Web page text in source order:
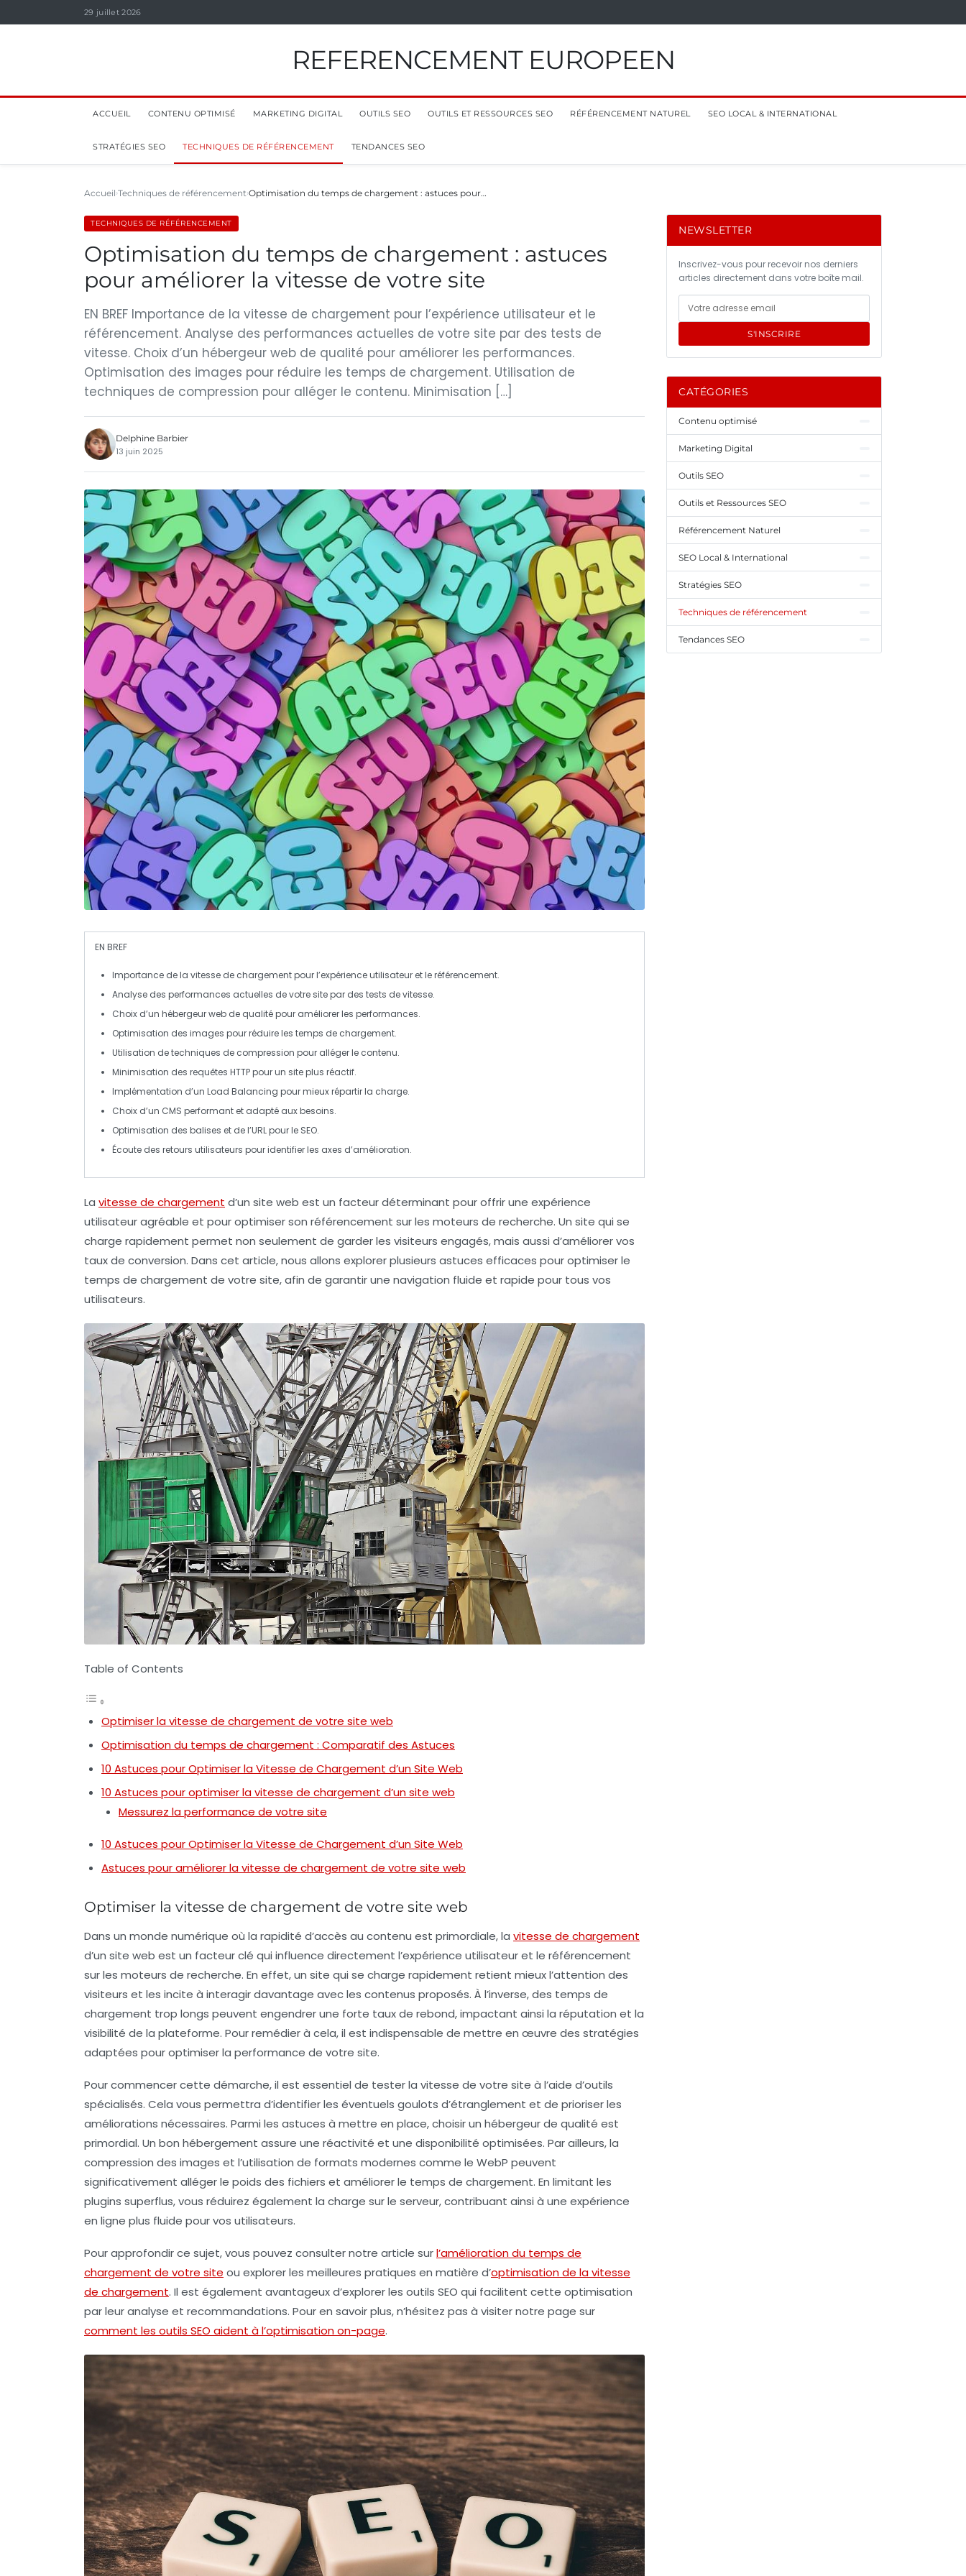
29 juillet 2026
REFERENCEMENT EUROPEEN
ACCUEIL CONTENU OPTIMISÉ MARKETING DIGITAL OUTILS SEO OUTILS ET RESSOURCES SEO RÉFÉRENCEMENT NATUREL SEO LOCAL & INTERNATIONAL
STRATÉGIES SEO TECHNIQUES DE RÉFÉRENCEMENT TENDANCES SEO
Accueil Techniques de référencement Optimisation du temps de chargement : astuces pour…
TECHNIQUES DE RÉFÉRENCEMENT
Optimisation du temps de chargement : astuces
pour améliorer la vitesse de votre site
EN BREF Importance de la vitesse de chargement pour l’expérience utilisateur et le
référencement. Analyse des performances actuelles de votre site par des tests de
vitesse. Choix d’un hébergeur web de qualité pour améliorer les performances.
Optimisation des images pour réduire les temps de chargement. Utilisation de
techniques de compression pour alléger le contenu. Minimisation […]
Delphine Barbier
13 juin 2025
EN BREF
Importance dela vitesse de chargementpour l’expérience utilisateur et leréférencement.
Analyse des performances actuelles de votre site par des tests devitesse.
Choix d’un hébergeur web de qualité pour améliorer les performances.
Optimisation des images pour réduire les temps de chargement.
Utilisation de techniques de compression pour alléger le contenu.
Minimisation des requêtes HTTP pour un site plus réactif.
Implémentation d’un Load Balancing pour mieux répartir la charge.
Choix d’un CMS performant et adapté aux besoins.
Optimisation des balises et de l’URLpour le SEO.
Écoute des retours utilisateurs pour identifier les axes d’amélioration.
La vitesse de chargement d’un site web est un facteur déterminant pour offrir une expérience
utilisateur agréable et pour optimiser son référencement sur les moteurs de recherche. Un site qui se
charge rapidement permet non seulement de garder les visiteurs engagés, mais aussi d’améliorer vos
taux de conversion. Dans cet article, nous allons explorer plusieurs astuces efficaces pour optimiser le
temps de chargement de votre site, afin de garantir une navigation fluide et rapide pour tous vos
utilisateurs.
Table of Contents
Optimiser la vitesse de chargement de votre site web
Optimisation du temps de chargement : Comparatif des Astuces
10 Astuces pour Optimiser la Vitesse de Chargement d’un Site Web
10 Astuces pour optimiser la vitesse de chargement d’un site web
Messurez la performance de votre site
10 Astuces pour Optimiser la Vitesse de Chargement d’un Site Web
Astuces pour améliorer la vitesse de chargement de votre site web
Optimiser la vitesse de chargement de votre site web
Dans un monde numérique où la rapidité d’accès au contenu est primordiale, la vitesse de chargement
d’un site web est un facteur clé qui influence directement l’expérience utilisateur et le référencement
sur les moteurs de recherche. En effet, un site qui se charge rapidement retient mieux l’attention des
visiteurs et les incite à interagir davantage avec les contenus proposés. À l’inverse, des temps de
chargement trop longs peuvent engendrer une forte taux de rebond, impactant ainsi la réputation et la
visibilité de la plateforme. Pour remédier à cela, il est indispensable de mettre en œuvre des stratégies
adaptées pour optimiser la performance de votre site.
Pour commencer cette démarche, il est essentiel de tester la vitesse de votre site à l’aide d’outils
spécialisés. Cela vous permettra d’identifier les éventuels goulots d’étranglement et de prioriser les
améliorations nécessaires. Parmi les astuces à mettre en place, choisir un hébergeur de qualité est
primordial. Un bon hébergement assure une réactivité et une disponibilité optimisées. Par ailleurs, la
compression des images et l’utilisation de formats modernes comme le WebP peuvent
significativement alléger le poids des fichiers et améliorer le temps de chargement. En limitant les
plugins superflus, vous réduirez également la charge sur le serveur, contribuant ainsi à une expérience
en ligne plus fluide pour vos utilisateurs.
Pour approfondir ce sujet, vous pouvez consulter notre article surl’amélioration du temps de
chargement de votre site ou explorer les meilleures pratiques en matière d’optimisation de la vitesse
de chargement. Il est également avantageux d’explorer les outils SEO qui facilitent cette optimisation
par leur analyse et recommandations. Pour en savoir plus, n’hésitez pas à visiter notre page sur
comment les outils SEO aident à l’optimisation on-page.
NEWSLETTER
Inscrivez-vous pour recevoir nos derniers
articles directement dans votre boîte mail.
S'INSCRIRE
CATÉGORIES
Contenu optimisé
Marketing Digital
Outils SEO
Outils et Ressources SEO
Référencement Naturel
SEO Local & International
Stratégies SEO
Techniques de référencement
Tendances SEO